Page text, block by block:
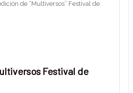
de “Multiversos” Festival de
Festival de